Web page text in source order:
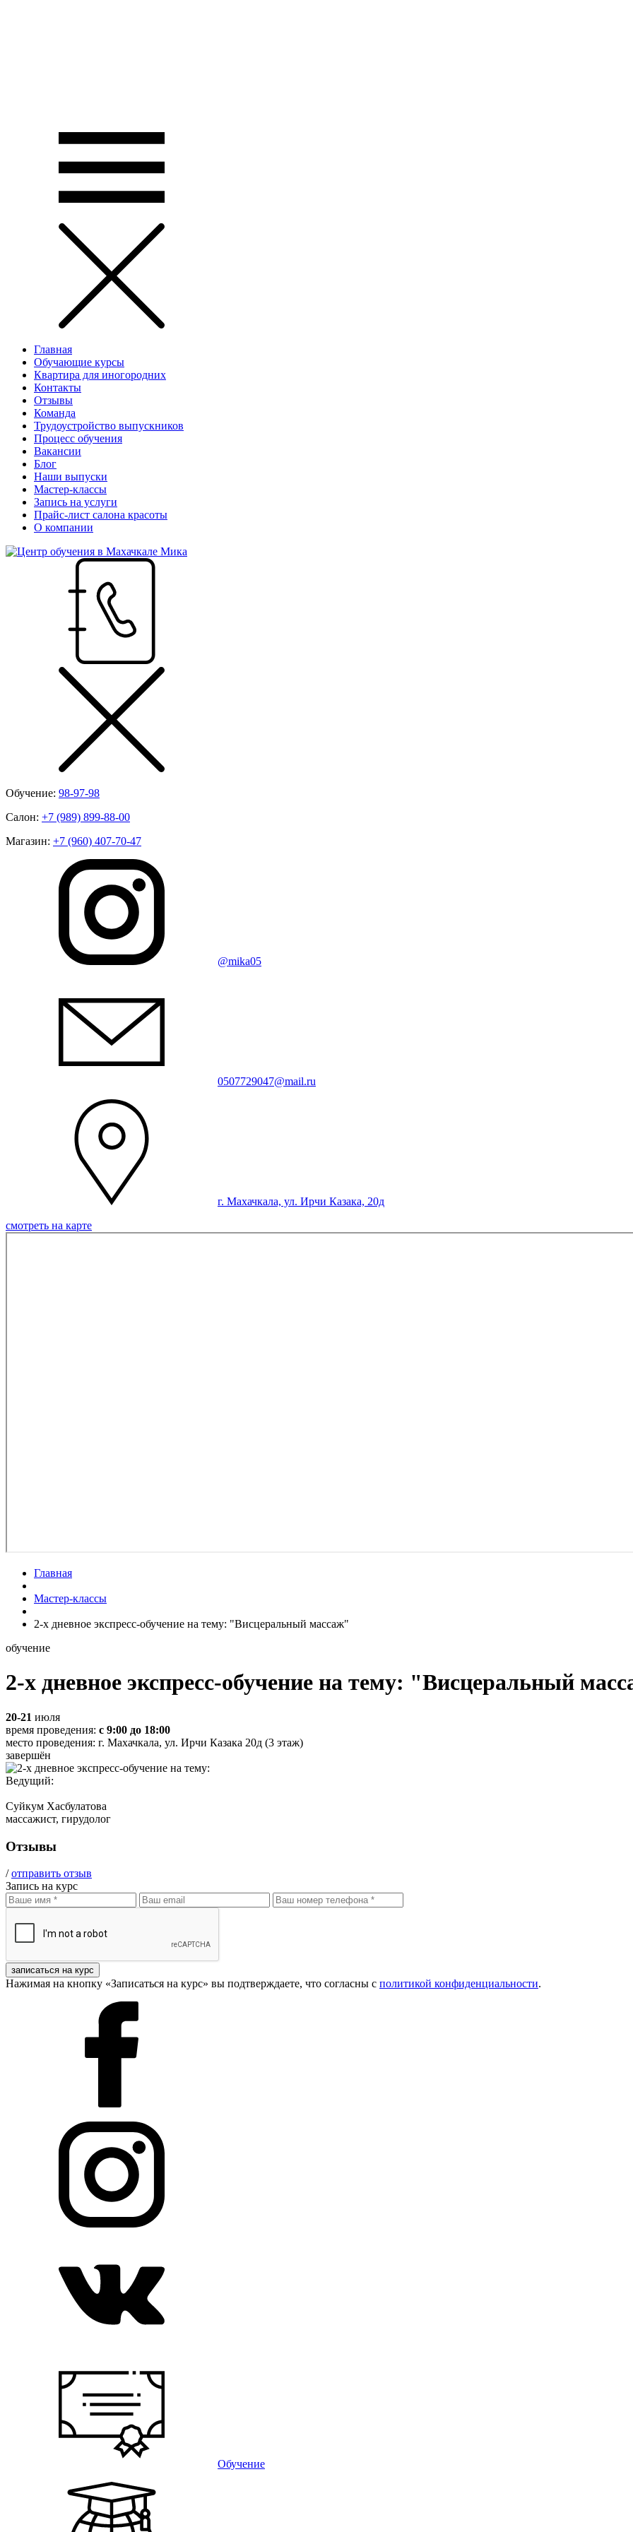
Главная
Обучающие курсы
Квартира для иногородних
Контакты
Отзывы
Команда
Трудоустройство выпускников
Процесс обучения
Вакансии
Блог
Наши выпуски
Мастер-классы
Запись на услуги
Прайс-лист салона красоты
О компании
Обучение: 98-97-98
Салон: +7 (989) 899-88-00
Магазин: +7 (960) 407-70-47
@mika05
0507729047@mail.ru
г. Махачкала, ул. Ирчи Казака, 20д
смотреть на карте
Главная
Мастер-классы
2-х дневное экспресс-обучение на тему: "Висцеральный массаж"
обучение
2-х дневное экспресс-обучение на тему: "Висцеральный
20-21 июля
время проведения: с 9:00 до 18:00
место проведения: г. Махачкала, ул. Ирчи Казака 20д (3 этаж)
завершён
Ведущий:
Суйкум Хасбулатова
массажист, гирудолог
Отзывы
/отправить отзыв
Запись на курс
записаться на курс
Нажимая на кнопку «Записаться на курс» вы подтверждаете, что согласны с политикой конфиденциальности.
Обучение